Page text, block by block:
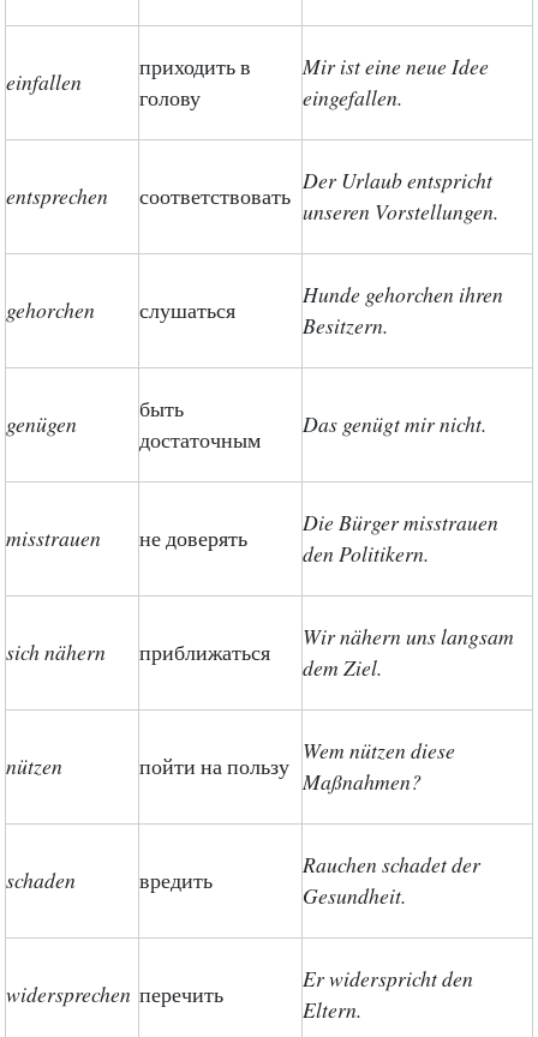
einfallen
приходить в
голову
Mir ist eine neue Idee
eingefallen.
entsprechen соответствовать
Der Urlaub entspricht
unseren Vorstellungen.
gehorchen слушаться
Hunde gehorchen ihren
Besitzern.
genügen
быть
достаточным
Das genügt mir nicht.
misstrauen не доверять
Die Bürger misstrauen
den Politikern.
sich nähern приближаться
Wir nähern uns langsam
dem Ziel.
nützen пойти на пользу
Wem nützen diese
Maßnahmen?
schaden вредить
Rauchen schadet der
Gesundheit.
widersprechen перечить
Er widerspricht den
Eltern.